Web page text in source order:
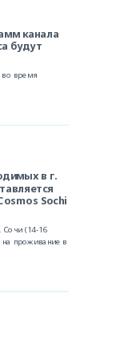
канала
будут
во время
в г.
Sochi
Сочи (14-16
на проживание в